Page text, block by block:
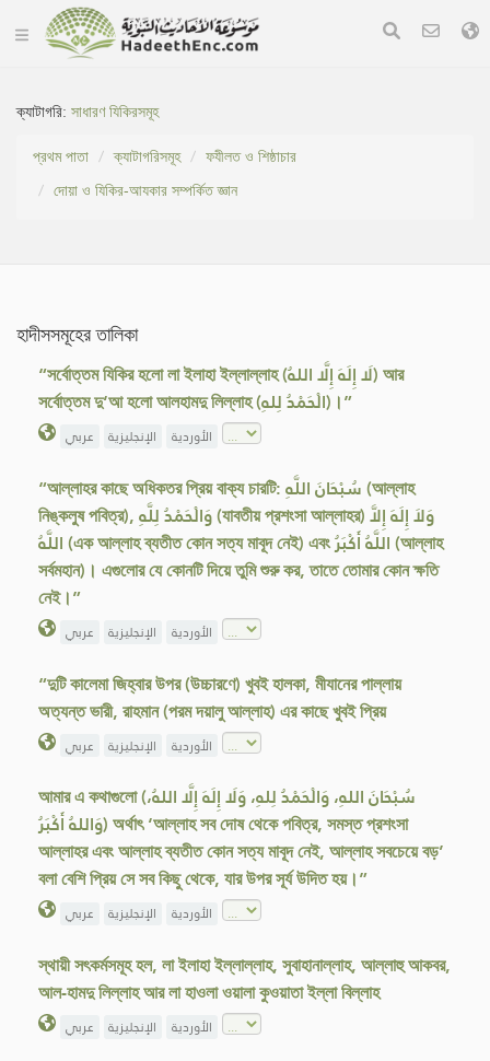
ক্যাটাগরি:সাধারণ যিকিরসমূহ
প্রথম পাতা
ক্যাটাগরিসমূহ
ফযীলত ও শিষ্ঠাচার
দোয়া ও যিকির-আযকার সম্পর্কিত জ্ঞান
হাদীসসমূহের তালিকা
“সর্বোত্তম যিকির হলো লা ইলাহা ইল্লাল্লাহ (لَا إِلَهَ إِلَّا اللهُ) আর
সর্বোত্তম দু‘আ হলো আলহামদু লিল্লাহ (الْحَمْدُ لِلهِ)।”
عربي الإنجليزية الأوردية
“আল্লাহর কাছে অধিকতর প্রিয় বাক্য চারটি: سُبْحَانَ اللَّهِ (আল্লাহ
নিঙ্কলুষ পবিত্র), وَالْحَمْدُ لِلَّهِ (যাবতীয় প্রশংসা আল্লাহর) وَلاَ إِلَهَ إِلاَّ
اللَّهُ (এক আল্লাহ ব্যতীত কোন সত্য মাবূদ নেই) এবং اللَّهُ أَكْبَرُ (আল্লাহ
সর্বমহান)। এগুলোর যে কোনটি দিয়ে তুমি শুরু কর, তাতে তোমার কোন ক্ষতি
নেই।”
عربي الإنجليزية الأوردية
“দুটি কালেমা জিহ্বার উপর (উচ্চারণে) খুবই হালকা, মীযানের পাল্লায়
অত্যন্ত ভারী, রাহমান (পরম দয়ালু আল্লাহ) এর কাছে খুবই প্রিয়
عربي الإنجليزية الأوردية
আমার এ কথাগুলো (سُبْحَانَ اللهِ، وَالْحَمْدُ لِلهِ، وَلَا إِلَهَ إِلَّا اللهُ،
وَاللهُ أَكْبَرُ) অর্থাৎ ‘আল্লাহ সব দোষ থেকে পবিত্র, সমস্ত প্রশংসা
আল্লাহর এবং আল্লাহ ব্যতীত কোন সত্য মাবূদ নেই, আল্লাহ সবচেয়ে বড়’
বলা বেশি প্রিয় সে সব কিছু থেকে, যার উপর সূর্য উদিত হয়।”
عربي الإنجليزية الأوردية
স্থায়ী সৎকর্মসমূহ হল, লা ইলাহা ইল্লাল্লাহ, সুবাহানাল্লাহ, আল্লাহু আকবর,
আল-হামদু লিল্লাহ আর লা হাওলা ওয়ালা কুওয়াতা ইল্লা বিল্লাহ
عربي الإنجليزية الأوردية